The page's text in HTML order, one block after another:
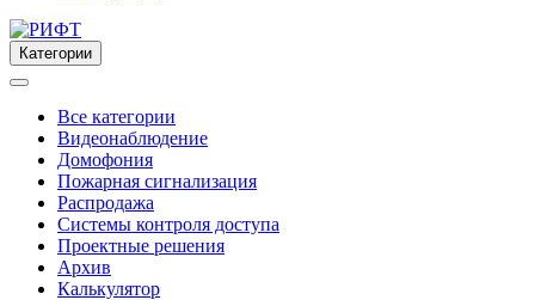
Категории
Все категории
Видеонаблюдение
Домофония
Пожарная сигнализация
Распродажа
Системы контроля доступа
Проектные решения
Архив
Калькулятор